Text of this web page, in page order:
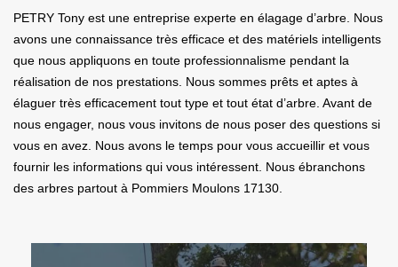
PETRY Tony est une entreprise experte en élagage d’arbre. Nous
avons une connaissance très efficace et des matériels intelligents
que nous appliquons en toute professionnalisme pendant la
réalisation de nos prestations. Nous sommes prêts et aptes à
élaguer très efficacement tout type et tout état d’arbre. Avant de
nous engager, nous vous invitons de nous poser des questions si
vous en avez. Nous avons le temps pour vous accueillir et vous
fournir les informations qui vous intéressent. Nous ébranchons
des arbres partout à Pommiers Moulons 17130.